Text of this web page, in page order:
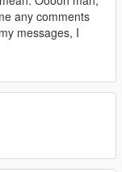
any comments
messages, I